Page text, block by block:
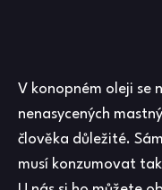
V konopném oleji se
nenasycených
člověka důležité.
musí konzumovat